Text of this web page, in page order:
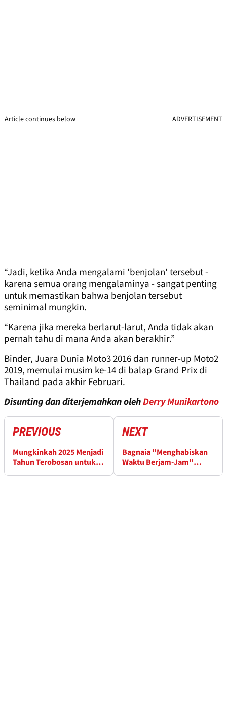
Article continues below ADVERTISEMENT
“Jadi, ketika Anda mengalami 'benjolan' tersebut -
karena semua orang mengalaminya - sangat penting
untuk memastikan bahwa benjolan tersebut
seminimal mungkin.
“Karena jika mereka berlarut-larut, Anda tidak akan
pernah tahu di mana Anda akan berakhir.”
Binder, Juara Dunia Moto3 2016 dan runner-up Moto2
2019, memulai musim ke-14 di balap Grand Prix di
Thailand pada akhir Februari.
Disunting dan diterjemahkan olehDerry Munikartono
PREVIOUS
Mungkinkah 2025 Menjadi
Tahun Terobosan untuk
NEXT
Bagnaia "Menghabiskan
Waktu Berjam-Jam"